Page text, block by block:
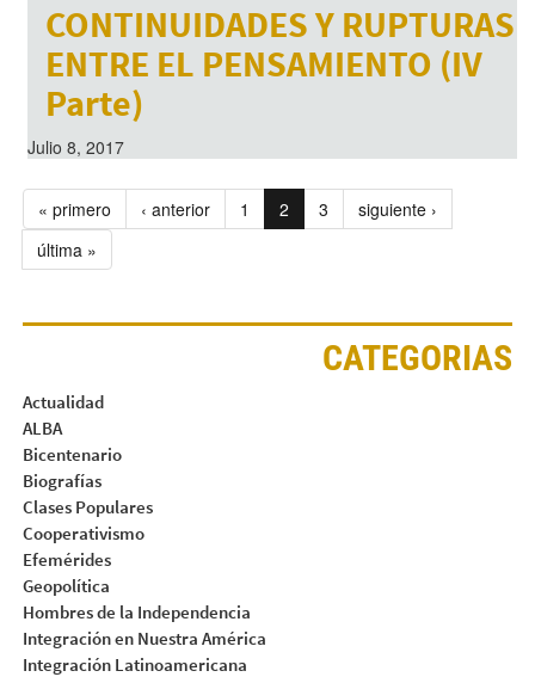
CONTINUIDADES Y RUPTURAS
ENTRE EL PENSAMIENTO (IV
Parte)
Julio 8, 2017
« primero ‹ anterior 1 2 3
siguiente ›
última »
CATEGORIAS
Actualidad
ALBA
Bicentenario
Biografías
Clases Populares
Cooperativismo
Efemérides
Geopolítica
Hombres de la Independencia
Integración en Nuestra América
Integración Latinoamericana